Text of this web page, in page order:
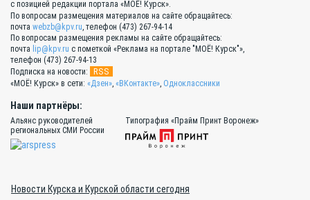
с позицией редакции портала «МОЁ! Курск».
По вопросам размещения материалов на сайте обращайтесь:
почта webzb@kpv.ru, телефон (473) 267-94-14
По вопросам размещения рекламы на сайте обращайтесь:
почта lip@kpv.ru с пометкой «Реклама на портале "МОЁ! Курск"»,
телефон (473) 267-94-13
Подписка на новости:
RSS
«МОЁ! Курск» в сети: «Дзен», «ВКонтакте», Одноклассники
Наши партнёры:
Альянс руководителей
региональных СМИ России
Типография «Прайм Принт Воронеж»
Новости Курска и Курской области сегодня